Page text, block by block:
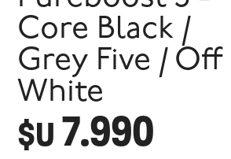
Core Black /
Grey Five / Off
White
$U 7.990